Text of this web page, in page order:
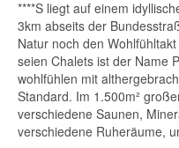
****S liegt auf einem
3km abseits der
Natur noch den
seien Chalets ist der Name
wohlfühlen mit
Standard. Im 1.500m²
verschiedene Saunen,
verschiedene Ruheräume,